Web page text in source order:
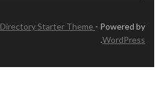
Directory Starter Theme - Powered by
WordPress
.